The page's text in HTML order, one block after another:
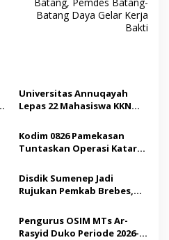
Batang Daya Gelar Kerja
Bakti
Universitas Annuqayah
Lepas 22 Mahasiswa KKN
Saudi
Kodim 0826 Pamekasan
Tuntaskan Operasi Katarak
Tindakan Medis
Disdik Sumenep Jadi
Rujukan Pemkab Brebes,
Pendidikan Berbasis
Budaya
Pengurus OSIM MTs Ar-
Rasyid Duko Periode 2026-